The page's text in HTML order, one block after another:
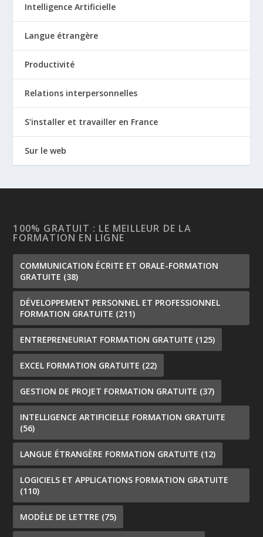
Intelligence Artificielle
Langue étrangère
Productivité
Relations interpersonnelles
S'installer et travailler en France
Sur le web
100% GRATUIT : LE MEILLEUR DE LA
FORMATION EN LIGNE
COMMUNICATION ÉCRITE ET ORALE-FORMATION
GRATUITE (38)
DÉVELOPPEMENT PERSONNEL ET PROFESSIONNEL
FORMATION GRATUITE (211)
ENTREPRENEURIAT FORMATION GRATUITE (125)
EXCEL FORMATION GRATUITE (22)
GESTION DE PROJET FORMATION GRATUITE (37)
INTELLIGENCE ARTIFICIELLE FORMATION GRATUITE
(56)
LANGUE ÉTRANGÈRE FORMATION GRATUITE (12)
LOGICIELS ET APPLICATIONS FORMATION GRATUITE
(110)
MODÈLE DE LETTRE (75)